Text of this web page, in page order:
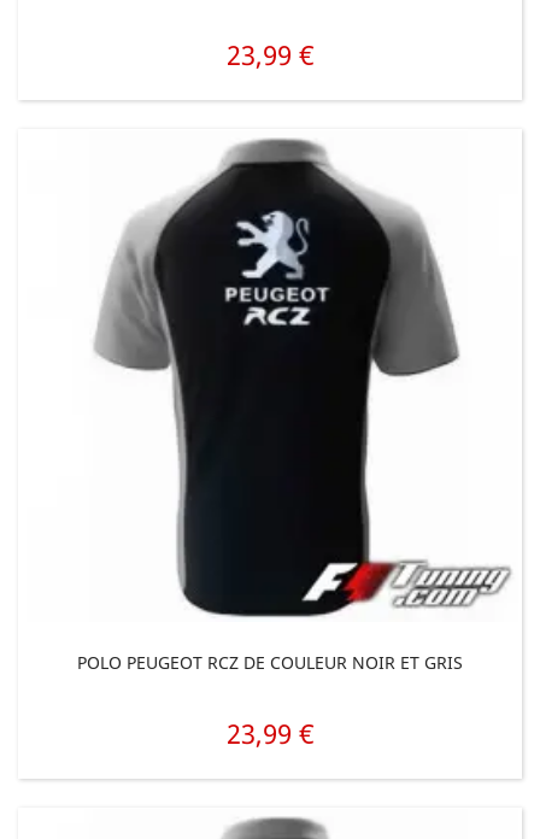
Prix
23,99 €
POLO PEUGEOT RCZ DE COULEUR NOIR ET GRIS
Prix
23,99 €